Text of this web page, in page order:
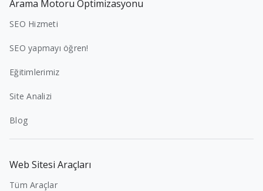
Arama Motoru Optimizasyonu
SEO Hizmeti
SEO yapmayı öğren!
Eğitimlerimiz
Site Analizi
Blog
Web Sitesi Araçları
Tüm Araçlar